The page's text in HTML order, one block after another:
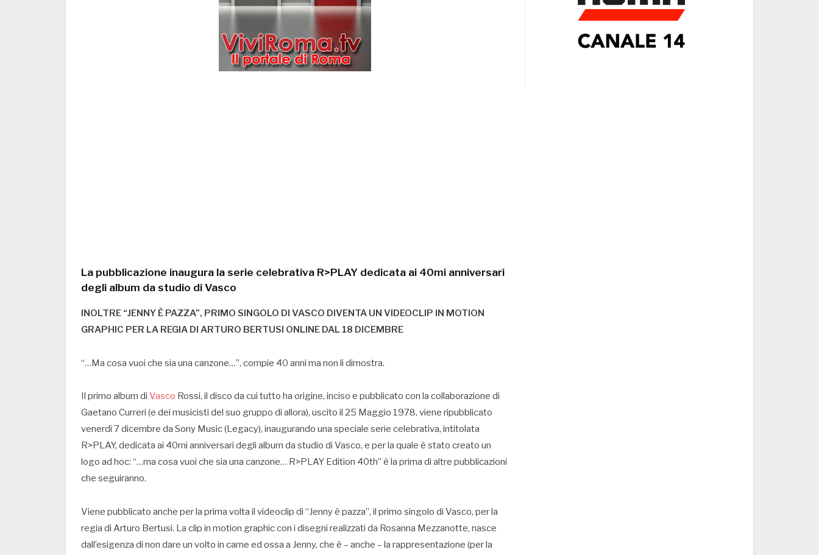
La pubblicazione inaugura la serie celebrativa R>PLAY dedicata ai 40mi anniversari
degli album da studio di Vasco
INOLTRE “JENNY È PAZZA”, PRIMO SINGOLO DI VASCO DIVENTA UN VIDEOCLIP IN MOTION
GRAPHIC PER LA REGIA DI ARTURO BERTUSI ONLINE DAL 18 DICEMBRE
“…Ma cosa vuoi che sia una canzone…”, compie 40 anni ma non li dimostra.
Il primo album di Vasco Rossi, il disco da cui tutto ha origine, inciso e pubblicato con la collaborazione di
Gaetano Curreri (e dei musicisti del suo gruppo di allora), uscito il 25 Maggio 1978, viene ripubblicato
venerdì 7 dicembre da Sony Music (Legacy), inaugurando una speciale serie celebrativa, intitolata
R>PLAY, dedicata ai 40mi anniversari degli album da studio di Vasco, e per la quale è stato creato un
logo ad hoc: “…ma cosa vuoi che sia una canzone… R>PLAY Edition 40th” è la prima di altre pubblicazioni
che seguiranno.
Viene pubblicato anche per la prima volta il videoclip di “Jenny è pazza”, il primo singolo di Vasco, per la
regia di Arturo Bertusi. La clip in motion graphic con i disegni realizzati da Rosanna Mezzanotte, nasce
dall’esigenza di non dare un volto in carne ed ossa a Jenny, che è – anche – la rappresentazione (per la